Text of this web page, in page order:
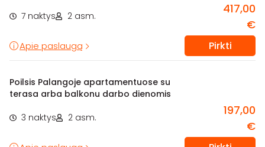
7 naktys 2 asm.
417,00
€
Apie paslaugą Pirkti
Poilsis Palangoje apartamentuose su
terasa arba balkonu darbo dienomis
3 naktys 2 asm.
197,00
€